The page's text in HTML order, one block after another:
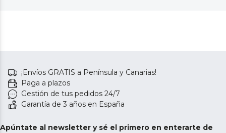
¡Envíos GRATIS a Península y Canarias!
Paga a plazos
Gestión de tus pedidos 24/7
Garantía de 3 años en España
Apúntate al newsletter y sé el primero en enterarte de